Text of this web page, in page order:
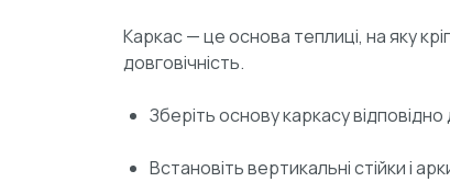
Каркас — це основа теплиці, на яку
довговічність.
Зберіть основу каркасу
Встановіть вертикальні стійки і